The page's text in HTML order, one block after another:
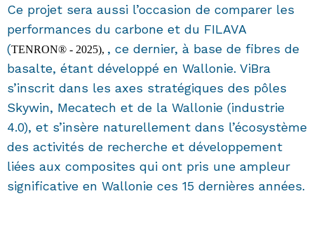
Ce projet sera aussi l’occasion de comparer les
performances du carbone et du FILAVA
(TENRON® - 2025), , ce dernier, à base de fibres de
basalte, étant développé en Wallonie. ViBra
s’inscrit dans les axes stratégiques des pôles
Skywin, Mecatech et de la Wallonie (industrie
4.0), et s’insère naturellement dans l’écosystème
des activités de recherche et développement
liées aux composites qui ont pris une ampleur
significative en Wallonie ces 15 dernières années.